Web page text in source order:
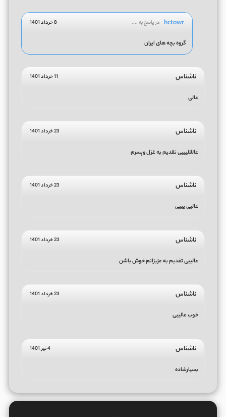
hctowr در پاسخ به .... 8 خرداد 1401
گروه بچه های ایران
ناشناس 11 خرداد 1401
عالی
ناشناس 23 خرداد 1401
عاللللیییی تقدیم به غزل وپسرم
ناشناس 23 خرداد 1401
عالیی یییی
ناشناس 23 خرداد 1401
عالییی تقدیم به عزیزانم خوش باشن
ناشناس 23 خرداد 1401
خوب عالییی
ناشناس 4 تیر 1401
بسیارشاده